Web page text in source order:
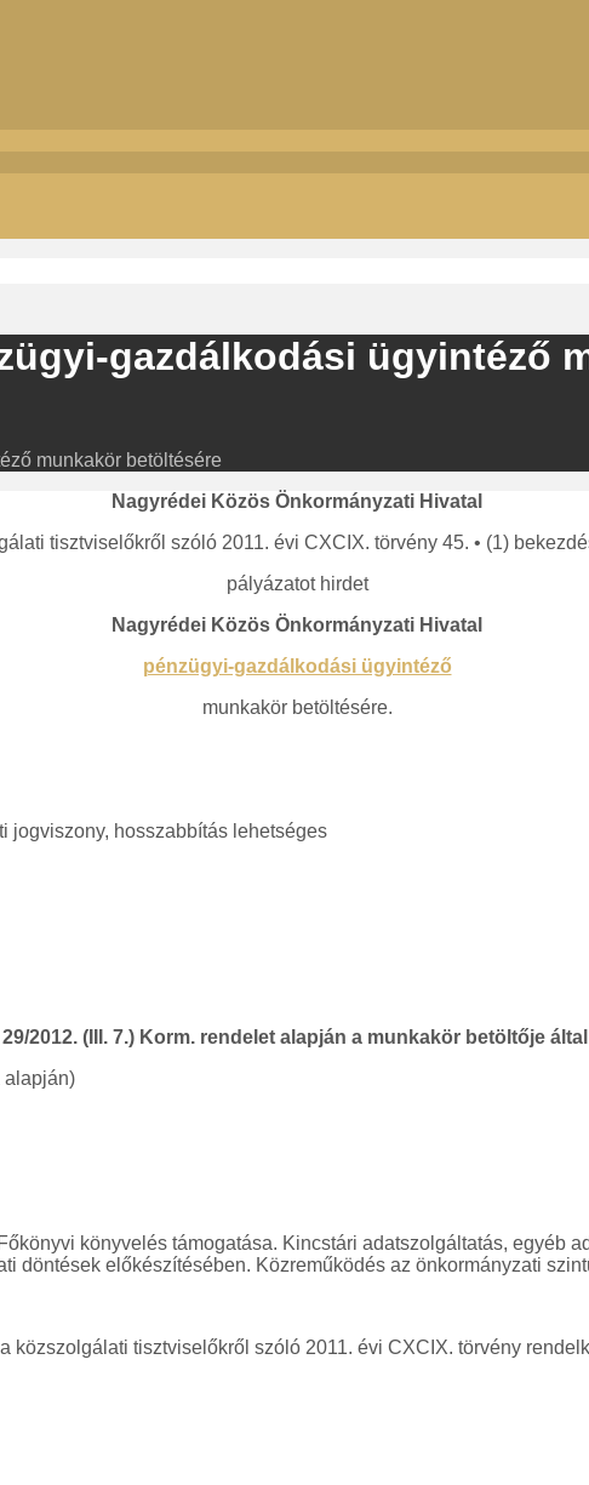
gazdálkodási ügyintéző
munkakör betöltésére
Nagyrédei Közös Önkormányzati Hivatal
tisztviselőkről szóló 2011. évi CXCIX. törvény 45. • (1)
pályázatot hirdet
Nagyrédei Közös Önkormányzati Hivatal
pénzügyi-gazdálkodási ügyintéző
munkakör betöltésére.
jogviszony, hosszabbítás lehetséges
2012. (III. 7.) Korm. rendelet alapján a munkakör betöltője
alapján)
könyvelés támogatása. Kincstári adatszolgáltatás, egyéb
döntések előkészítésében. Közreműködés az önkormányzati
közszolgálati tisztviselőkről szóló 2011. évi CXCIX. törvény